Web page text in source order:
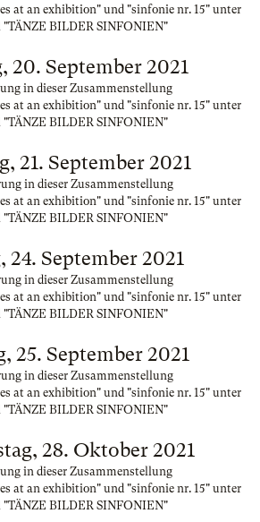
at an exhibition" und "sinfonie nr. 15" unter
"TÄNZE BILDER SINFONIEN"
20. September 2021
in dieser Zusammenstellung
at an exhibition" und "sinfonie nr. 15" unter
"TÄNZE BILDER SINFONIEN"
21. September 2021
in dieser Zusammenstellung
at an exhibition" und "sinfonie nr. 15" unter
"TÄNZE BILDER SINFONIEN"
24. September 2021
in dieser Zusammenstellung
at an exhibition" und "sinfonie nr. 15" unter
"TÄNZE BILDER SINFONIEN"
25. September 2021
in dieser Zusammenstellung
at an exhibition" und "sinfonie nr. 15" unter
"TÄNZE BILDER SINFONIEN"
28. Oktober 2021
in dieser Zusammenstellung
at an exhibition" und "sinfonie nr. 15" unter
"TÄNZE BILDER SINFONIEN"